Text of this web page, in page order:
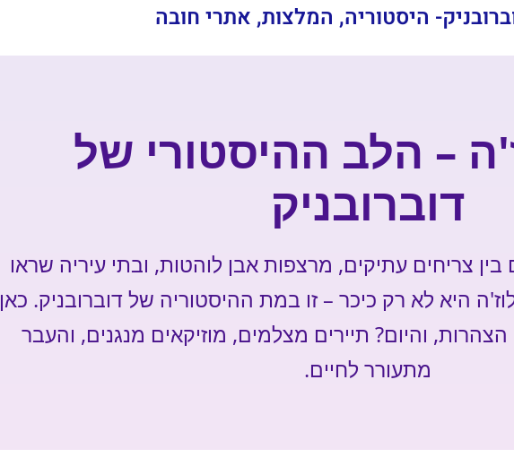
– הלב ההיסטורי של
דוברובניק
צריחים עתיקים, מרצפות אבן לוהטות, ובתי עיריה שראו
היא לא רק כיכר – זו במת ההיסטוריה של דוברובניק. כאן
והיום? תיירים מצלמים, מוזיקאים מנגנים, והעבר
מתעורר לחיים.